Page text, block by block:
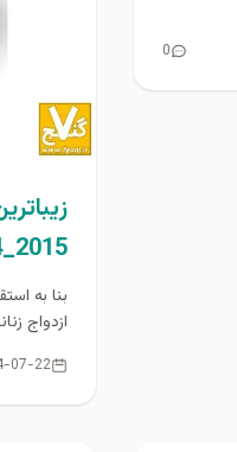
0
2015_2014/ سري 6
بنا به
ازدواج
07-22